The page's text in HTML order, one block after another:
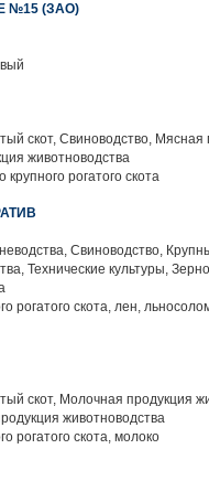
№15 (ЗАО)
скот, Свиноводство, Мясная
животноводства
крупного рогатого скота
Свиноводство,
Технические культуры,
рогатого скота, лен,
скот, Молочная продукция
животноводства
рогатого скота, молоко